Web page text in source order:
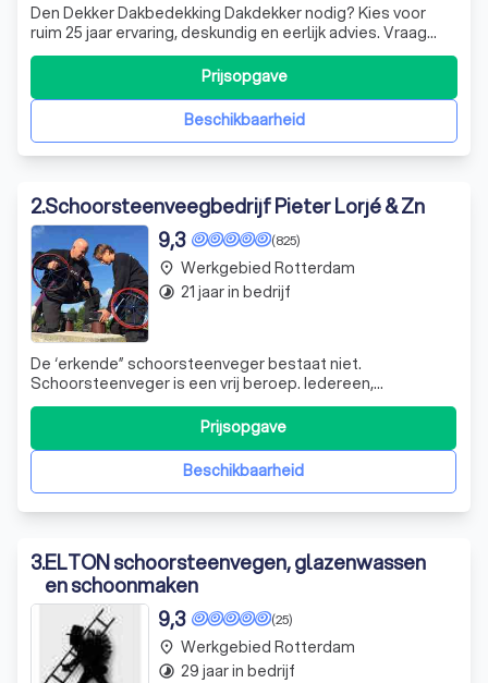
Den Dekker Dakbedekking Dakdekker nodig? Kies voor
ruim 25 jaar ervaring, deskundig en eerlijk advies. Vraag
een vrijblijvende offerte aan en profiteer van onze
Scherpe tarieven - Binnen 24 uur bij u aan huis - Gratis
dakinspectie. Wij staaBeschikbaarheid
Prijsopgave
2.Schoorsteenveegbedrijf Pieter Lorjé & Zn
(825)
9,3
De ‘erkende” schoorsteenveger bestaat niet.
Schoorsteenveger is een vrij beroep. Iedereen,
vakbekwaam of niet, kan dit beroep uitoefenen. Er zijn
bedrijven die hun diensten aan de deur aanbieden, vaak
gebruiken zij slecht gereedschap en verrichten extra
werkzaamheden waar u niet omgevraagd heeft, ma
Beschikbaarheid
Prijsopgave
place Werkgebied Rotterdam
timelapse 21 jaar in bedrijf
3.ELTON schoorsteenvegen, glazenwassen
en schoonmaken
(25)
9,3
place Werkgebied Rotterdam
timelapse 29 jaar in bedrijf